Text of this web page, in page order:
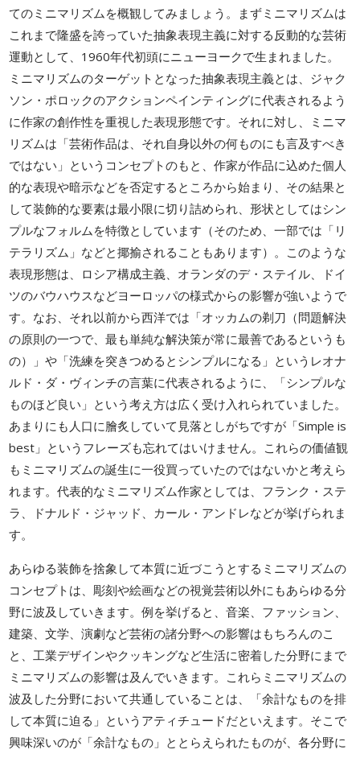
てのミニマリズムを概観してみましょう。まずミニマリズムは
これまで隆盛を誇っていた抽象表現主義に対する反動的な芸術
運動として、1960年代初頭にニューヨークで生まれました。
ミニマリズムのターゲットとなった抽象表現主義とは、ジャク
ソン・ポロックのアクションペインティングに代表されるよう
に作家の創作性を重視した表現形態です。それに対し、ミニマ
リズムは「芸術作品は、それ自身以外の何ものにも言及すべき
ではない」というコンセプトのもと、作家が作品に込めた個人
的な表現や暗示などを否定するところから始まり、その結果と
して装飾的な要素は最小限に切り詰められ、形状としてはシン
プルなフォルムを特徴としています（そのため、一部では「リ
テラリズム」などと揶揄されることもあります）。このような
表現形態は、ロシア構成主義、オランダのデ・ステイル、ドイ
ツのバウハウスなどヨーロッパの様式からの影響が強いようで
す。なお、それ以前から西洋では「オッカムの剃刀（問題解決
の原則の一つで、最も単純な解決策が常に最善であるというも
の）」や「洗練を突きつめるとシンプルになる」というレオナ
ルド・ダ・ヴィンチの言葉に代表されるように、「シンプルな
ものほど良い」という考え方は広く受け入れられていました。
あまりにも人口に膾炙していて見落としがちですが「Simple is
best」というフレーズも忘れてはいけません。これらの価値観
もミニマリズムの誕生に一役買っていたのではないかと考えら
れます。代表的なミニマリズム作家としては、フランク・ステ
ラ、ドナルド・ジャッド、カール・アンドレなどが挙げられま
す。
あらゆる装飾を捨象して本質に近づこうとするミニマリズムの
コンセプトは、彫刻や絵画などの視覚芸術以外にもあらゆる分
野に波及していきます。例を挙げると、音楽、ファッション、
建築、文学、演劇など芸術の諸分野への影響はもちろんのこ
と、工業デザインやクッキングなど生活に密着した分野にまで
ミニマリズムの影響は及んでいきます。これらミニマリズムの
波及した分野において共通していることは、「余計なものを排
して本質に迫る」というアティチュードだといえます。そこで
興味深いのが「余計なもの」ととらえられたものが、各分野に